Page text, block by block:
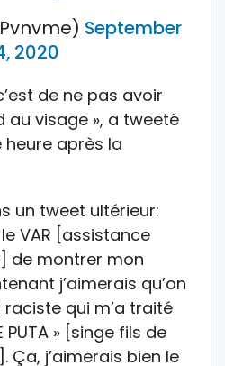
September
2020
de ne pas avoir
visage », a tweeté
heure après la
un tweet ultérieur:
VAR [assistance
de montrer mon
j’aimerais qu’on
qui m’a traité
PUTA » [singe fils de
Ça, j’aimerais bien le